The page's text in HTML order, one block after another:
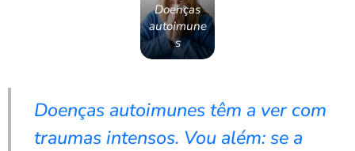
Doenças
autoimune
s
Doenças autoimunes têm a ver com
traumas intensos. Vou além: se a